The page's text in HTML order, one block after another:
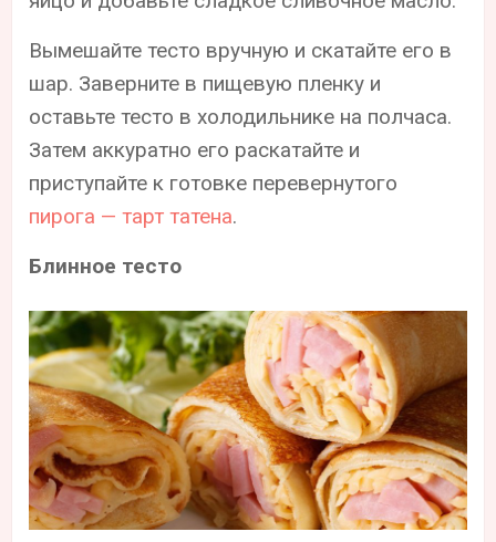
Вымешайте тесто вручную и скатайте его в
шар. Заверните в пищевую пленку и
оставьте тесто в холодильнике на полчаса.
Затем аккуратно его раскатайте и
приступайте к готовке перевернутого
пирога — тарт татена.
Блинное тесто